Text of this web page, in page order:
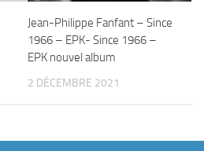
Jean-Philippe Fanfant – Since
1966 – EPK- Since 1966 –
EPK nouvel album
2 DÉCEMBRE 2021